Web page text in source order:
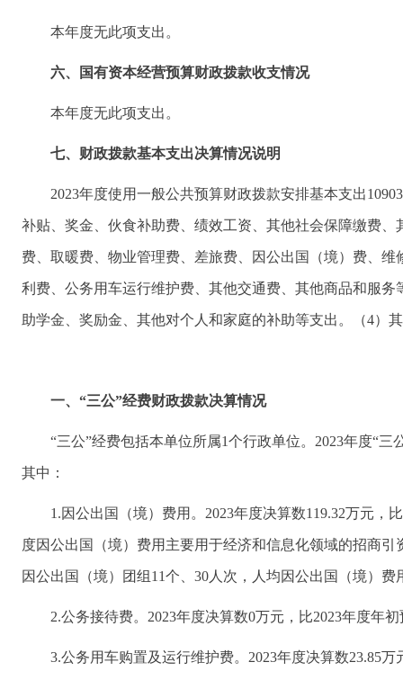
本年度无此项支出。
六、国有资本经营预算财政拨款收支情况
本年度无此项支出。
七、财政拨款基本支出决算情况说明
2023年度使用一般公共预算财政拨款安排基本支出
补贴、奖金、伙食补助费、绩效工资、其他社会保障缴费
费、取暖费、物业管理费、差旅费、因公出国（境）费、
利费、公务用车运行维护费、其他交通费、其他商品和服
助学金、奖励金、其他对个人和家庭的补助等支出。（4）
一、“三公”经费财政拨款决算情况
“三公”经费包括本单位所属1个行政单位。2023年度“三
其中：
1.因公出国（境）费用。2023年度决算数119.32万元，
度因公出国（境）费用主要用于经济和信息化领域的招商
因公出国（境）团组11个、30人次，人均因公出国（境）费
2.公务接待费。2023年度决算数0万元，比2023年度年
3.公务用车购置及运行维护费。2023年度决算数23.85